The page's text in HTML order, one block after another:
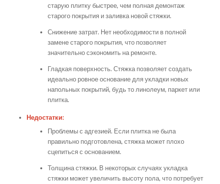
старую плитку быстрее, чем полная демонтаж
старого покрытия и заливка новой стяжки.
Снижение затрат. Нет необходимости в полной
замене старого покрытия, что позволяет
значительно сэкономить на ремонте.
Гладкая поверхность. Стяжка позволяет создать
идеально ровное основание для укладки новых
напольных покрытий, будь то линолеум, паркет или
плитка.
Недостатки:
Проблемы с адгезией. Если плитка не была
правильно подготовлена, стяжка может плохо
сцепиться с основанием.
Толщина стяжки. В некоторых случаях укладка
стяжки может увеличить высоту пола, что потребует